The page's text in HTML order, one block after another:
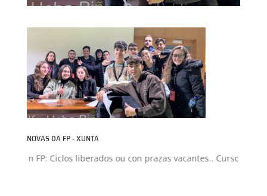
NOVAS DA FP - XUNTA
FP: Ciclos liberados ou con prazas vacantes.. Curso 2026-